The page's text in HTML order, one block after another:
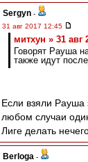
Sergyn -
31 авг 2017 12:45
митхун » 31 авг
Говорят Рауша
также идут
Если взяли Рауша
любом случаи
Лиге делать
Berloga -